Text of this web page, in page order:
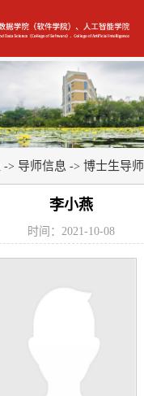
-> 导师信息 -> 博士生导师
李小燕
时间：2021-10-08